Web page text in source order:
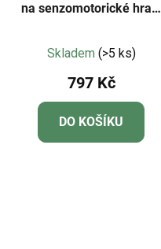
na senzomotorické hraní
hodnocení
produktu
je
4,7
z
Skladem (>5 ks)
797 Kč
DO KOŠÍKU